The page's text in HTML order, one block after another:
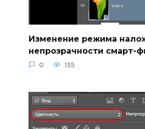
Изменение режима
непрозрачности смарт-
0 135